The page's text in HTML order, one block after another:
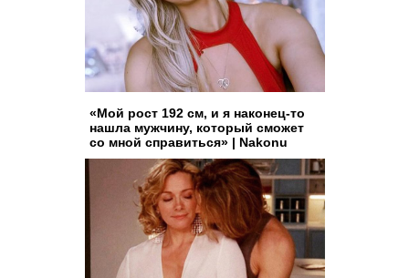
«Мой рост 192 см, и я наконец-то
нашла мужчину, который сможет
со мной справиться» | Nakonu